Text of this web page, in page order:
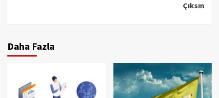
Çıksın
Daha Fazla